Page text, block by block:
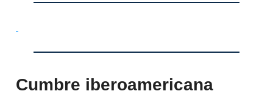
Cumbre iberoamericana